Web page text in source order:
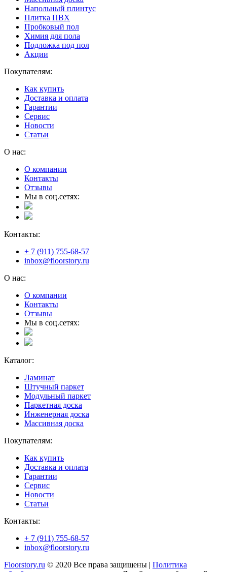
Напольный плинтус
Плитка ПВХ
Пробковый пол
Химия для пола
Подложка под пол
Акции
Покупателям:
Как купить
Доставка и оплата
Гарантии
Сервис
Новости
Статьи
О нас:
О компании
Контакты
Отзывы
Мы в соц.сетях:
Контакты:
+ 7 (911) 755-68-57
inbox@floorstory.ru
О нас:
О компании
Контакты
Отзывы
Мы в соц.сетях:
Каталог:
Ламинат
Штучный паркет
Модульный паркет
Паркетная доска
Инженерная доска
Массивная доска
Покупателям:
Как купить
Доставка и оплата
Гарантии
Сервис
Новости
Статьи
Контакты:
+ 7 (911) 755-68-57
inbox@floorstory.ru
Floorstory.ru © 2020 Все права защищены | Политика